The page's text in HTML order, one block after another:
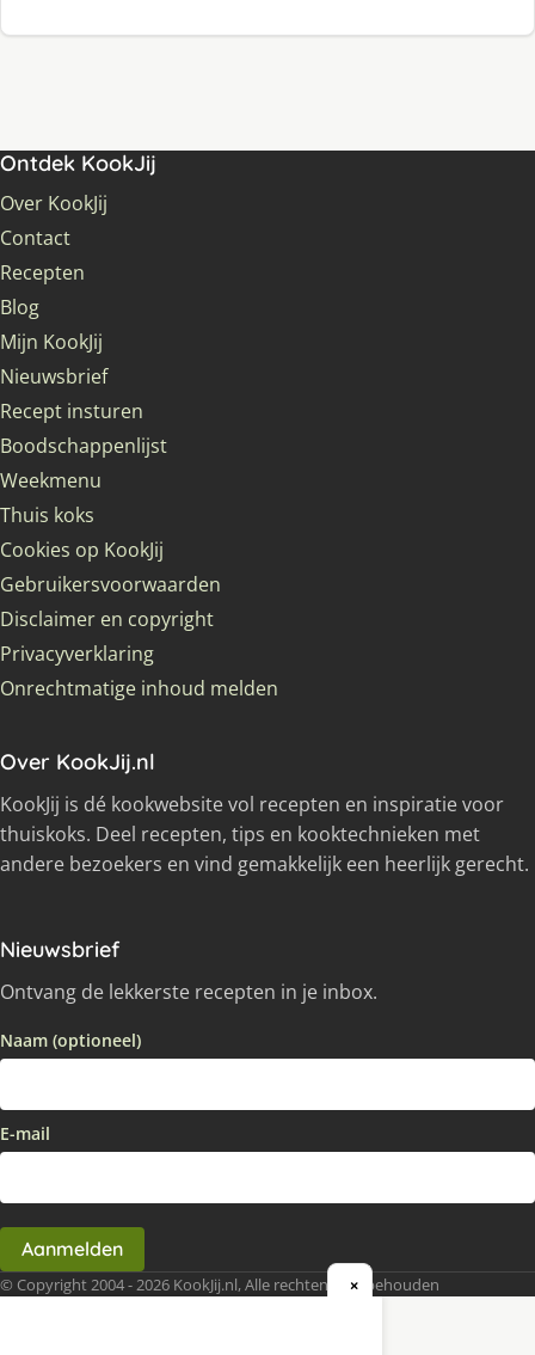
Ontdek KookJij
Over KookJij
Contact
Recepten
Blog
Mijn KookJij
Nieuwsbrief
Recept insturen
Boodschappenlijst
Weekmenu
Thuis koks
Cookies op KookJij
Gebruikersvoorwaarden
Disclaimer en copyright
Privacyverklaring
Onrechtmatige inhoud melden
Over KookJij.nl
KookJij is dé kookwebsite vol recepten en inspiratie voor
thuiskoks. Deel recepten, tips en kooktechnieken met
andere bezoekers en vind gemakkelijk een heerlijk gerecht.
Nieuwsbrief
Ontvang de lekkerste recepten in je inbox.
Naam (optioneel)
E-mail
Aanmelden
© Copyright 2004 - 2026 KookJij.nl, Alle rechten voorbehouden
×